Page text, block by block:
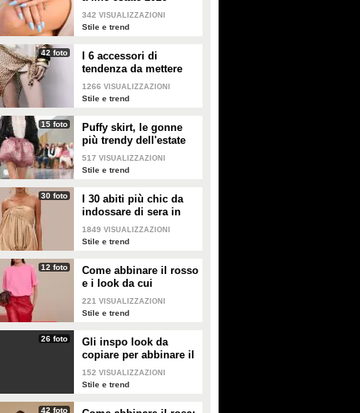
342 VISUALIZZAZIONI
Stile e trend
42 foto
I 6 accessori di
tendenza da mettere
nella valigia dell'estate
2026
1266 VISUALIZZAZIONI
Stile e trend
15 foto
Puffy skirt, le gonne
più trendy dell'estate
2026 sono quelle a
palloncino
517 VISUALIZZAZIONI
Stile e trend
30 foto
I 30 abiti più chic da
indossare di sera in
estate
1849 VISUALIZZAZIONI
Stile e trend
12 foto
Come abbinare il rosso
e i look da cui
prendere ispirazione
221 VISUALIZZAZIONI
Stile e trend
26 foto
Gli inspo look da
copiare per abbinare il
giallo
152 VISUALIZZAZIONI
Stile e trend
42 foto